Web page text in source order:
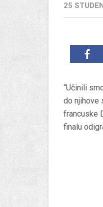
25
“Učinili
do njihove
francuske
finalu